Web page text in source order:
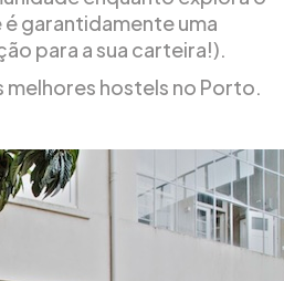
garantidamente uma
para a sua carteira!).
melhores hostels no Porto.